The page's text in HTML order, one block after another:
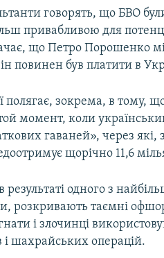
говорять, що БВО
привабливою для
що Петро Порошенко
повинен був платити в
полягає, зокрема, в
момент, коли
гаваней», через
щорічно 11,6
одного з
розкривають таємні
і злочинці
і шахрайських операцій.